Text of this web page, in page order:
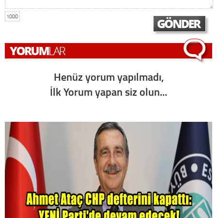
1000
Henüz yorum yapılmadı,
İlk Yorum yapan siz olun...